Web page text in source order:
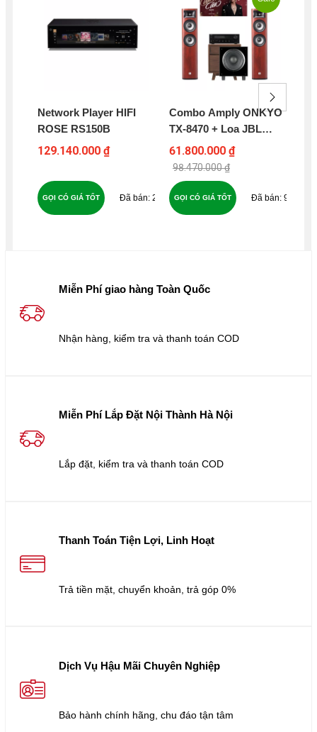
Network Player HIFI
ROSE RS150B
129.140.000 ₫
22
GỌI CÓ GIÁ TỐT
Combo Amply ONKYO
TX-8470 + Loa JBL
STUDIO 680 + Loa
Subwoofer
WHARFEDALE SW12 –
ONJ6
61.800.000 ₫
98.470.000 ₫
95
GỌI CÓ GIÁ TỐT
Miễn Phí giao hàng Toàn Quốc
Nhận hàng, kiểm tra và thanh toán COD
Miễn Phí Lắp Đặt Nội Thành Hà Nội
Lắp đặt, kiểm tra và thanh toán COD
Thanh Toán Tiện Lợi, Linh Hoạt
Trả tiền mặt, chuyển khoản, trả góp 0%
Dịch Vụ Hậu Mãi Chuyên Nghiệp
Bảo hành chính hãng, chu đáo tận tâm